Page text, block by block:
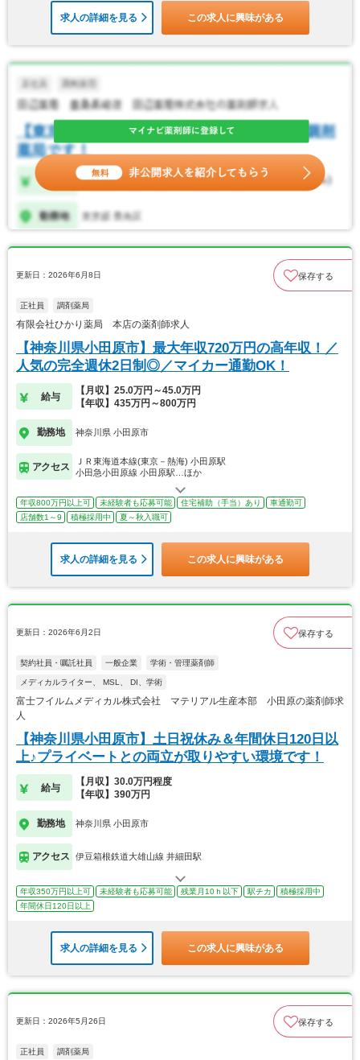
求人の詳細を見る この求人に興味がある
更新日：2026年6月8日 保存する
正社員 調剤薬局
有限会社ひかり薬局 本店の薬剤師求人
【神奈川県小田原市】最大年収720万円の高年収！／
人気の完全週休2日制◎／マイカー通勤OK！
給与
【月収】25.0万円～45.0万円
【年収】435万円～800万円
勤務地 神奈川県 小田原市
アクセス
ＪＲ東海道本線(東京－熱海) 小田原駅
小田急小田原線 小田原駅…ほか
年収800万円以上可 未経験者も応募可能 住宅補助（手当）あり
車通勤可
店舗数1～9
積極採用中 夏～秋入職可
求人の詳細を見る この求人に興味がある
更新日：2026年6月2日 保存する
契約社員・嘱託社員 一般企業 学術・管理薬剤師
メディカルライター、 MSL、 DI、学術
富士フイルムメディカル株式会社 マテリアル生産本部 小田原の薬剤師求
人
【神奈川県小田原市】土日祝休み＆年間休日120日以
上♪プライベートとの両立が取りやすい環境です！
給与
【月収】30.0万円程度
【年収】390万円
勤務地 神奈川県 小田原市
アクセス 伊豆箱根鉄道大雄山線 井細田駅
年収350万円以上可 未経験者も応募可能 残業月10ｈ以下 駅チカ
積極採用中
年間休日120日以上
求人の詳細を見る この求人に興味がある
更新日：2026年5月26日 保存する
正社員 調剤薬局